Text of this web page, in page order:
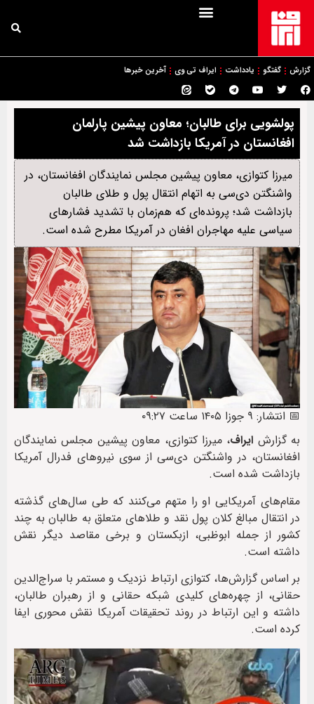
گزارش گفتگو یادداشت ایراف تی وی آخرین خبرها
پولشویی برای طالبان؛ معاون پیشین پارلمان
افغانستان در آمریکا بازداشت شد
میرزا کتوازی، معاون پیشین مجلس نمایندگان افغانستان، در
واشنگتن دی‌سی به اتهام انتقال پول و طلای طالبان
بازداشت شد؛ پرونده‌ای که هم‌زمان با تشدید فشارهای
سیاسی علیه مهاجران افغان در آمریکا مطرح شده است.
📅 انتشار: ۹ جوزا ۱۴۰۵ ساعت ۰۹:۲۷
به گزارش ایراف، میرزا کتوازی، معاون پیشین مجلس نمایندگان
افغانستان، در واشنگتن دی‌سی از سوی نیروهای فدرال آمریکا
بازداشت شده است.
مقام‌های آمریکایی او را متهم می‌کنند که طی سال‌های گذشته
در انتقال مبالغ کلان پول نقد و طلاهای متعلق به طالبان به چند
کشور از جمله ابوظبی، ازبکستان و برخی مقاصد دیگر نقش
داشته است.
بر اساس گزارش‌ها، کتوازی ارتباط نزدیک و مستمر با سراج‌الدین
حقانی، از چهره‌های کلیدی شبکه حقانی و از رهبران طالبان،
داشته و این ارتباط در روند تحقیقات آمریکا نقش محوری ایفا
کرده است.